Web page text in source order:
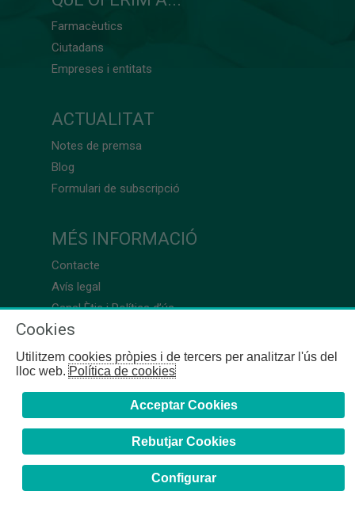
Farmacèutics
Ciutadans
Empreses i entitats
ACTUALITAT
Notes de premsa
Blog
Formulari de subscripció
MÉS INFORMACIÓ
Contacte
Avís legal
Canal Ètic i Política d’ús
Cookies
Utilitzem cookies pròpies i de tercers per analitzar l'ús del
lloc web.Política de cookies
Acceptar Cookies
Rebutjar Cookies
Configurar